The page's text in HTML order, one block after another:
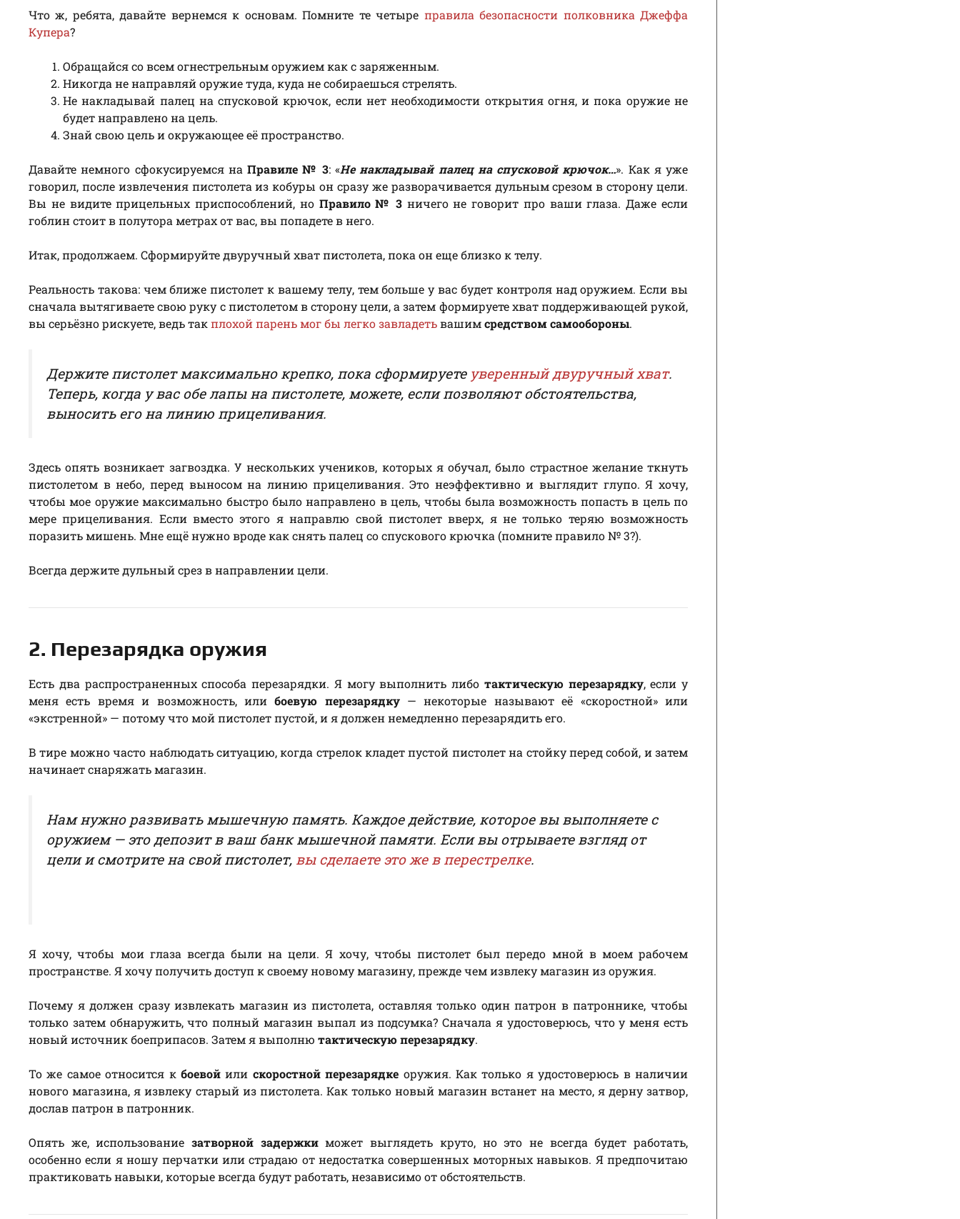
Что ж, ребята, давайте вернемся к основам. Помните те четыре правила безопасности полковника Джеффа
Купера?
Обращайся со всем огнестрельным оружием как с заряженным.
Никогда не направляй оружие туда, куда не собираешься стрелять.
Не накладывай палец на спусковой крючок, если нет необходимости открытия огня, и пока оружие не
будет направлено на цель.
Знай свою цель и окружающее её пространство.
Давайте немного сфокусируемся на Правиле № 3: «Не накладывай палец на спусковой крючок…». Как я уже
говорил, после извлечения пистолета из кобуры он сразу же разворачивается дульным срезом в сторону цели.
Вы не видите прицельных приспособлений, но Правило № 3ничего не говорит про ваши глаза. Даже если
гоблин стоит в полутора метрах от вас, вы попадете в него.
Итак, продолжаем. Сформируйте двуручный хват пистолета, пока он еще близко к телу.
Реальность такова: чем ближе пистолет к вашему телу, тем больше у вас будет контроля над оружием. Если вы
сначала вытягиваете свою руку с пистолетом в сторону цели, а затем формируете хват поддерживающей рукой,
вы серьёзно рискуете, ведь так плохой парень мог бы легко завладетьвашимсредством самообороны.
Держите пистолет максимально крепко, пока сформируете уверенный двуручный хват.
Теперь, когда у вас обе лапы на пистолете, можете, если позволяют обстоятельства,
выносить его на линию прицеливания.
Здесь опять возникает загвоздка. У нескольких учеников, которых я обучал, было страстное желание ткнуть
пистолетом в небо, перед выносом на линию прицеливания. Это неэффективно и выглядит глупо. Я хочу,
чтобы мое оружие максимально быстро было направлено в цель, чтобы была возможность попасть в цель по
мере прицеливания. Если вместо этого я направлю свой пистолет вверх, я не только теряю возможность
поразить мишень. Мне ещё нужно вроде как снять палец со спускового крючка (помните правило № 3?).
Всегда держите дульный срез в направлении цели.
2. Перезарядка оружия
Есть два распространенных способа перезарядки. Я могу выполнить либо тактическую перезарядку, если у
меня есть время и возможность, илибоевую перезарядку— некоторые называют её «скоростной» или
«экстренной» — потому что мой пистолет пустой, и я должен немедленно перезарядить его.
В тире можно часто наблюдать ситуацию, когда стрелок кладет пустой пистолет на стойку перед собой, и затем
начинает снаряжать магазин.
Нам нужно развивать мышечную память. Каждое действие, которое вы выполняете с
оружием — это депозит в ваш банк мышечной памяти. Если вы отрываете взгляд от
цели и смотрите на свой пистолет, вы сделаете это же в перестрелке.
Я хочу, чтобы мои глаза всегда были на цели. Я хочу, чтобы пистолет был передо мной в моем рабочем
пространстве. Я хочу получить доступ к своему новому магазину, прежде чем извлеку магазин из оружия.
Почему я должен сразу извлекать магазин из пистолета, оставляя только один патрон в патроннике, чтобы
только затем обнаружить, что полный магазин выпал из подсумка? Сначала я удостоверюсь, что у меня есть
новый источник боеприпасов. Затем я выполню тактическую перезарядку.
То же самое относится к боевой или скоростной перезарядке оружия. Как только я удостоверюсь в наличии
нового магазина, я извлеку старый из пистолета. Как только новый магазин встанет на место, я дерну затвор,
дослав патрон в патронник.
Опять же, использованиезатворной задержкиможет выглядеть круто, но это не всегда будет работать,
особенно если я ношу перчатки или страдаю от недостатка совершенных моторных навыков. Я предпочитаю
практиковать навыки, которые всегда будут работать, независимо от обстоятельств.